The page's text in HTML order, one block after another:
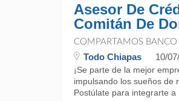
Asesor De
Comitán De
COMPARTAMOS BANCO
Todo Chiapas 10/
¡Se parte de la mejor
impulsando los sueños de
Postúlate para integrarte